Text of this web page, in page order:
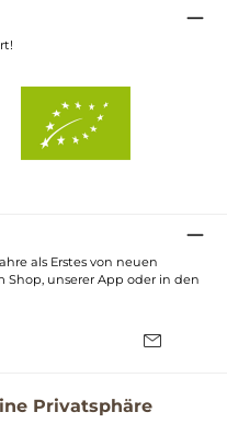
als Erstes von neuen
unserer App oder in den
Privatsphäre